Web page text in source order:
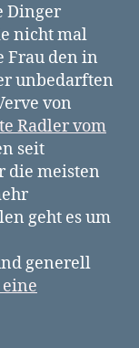
Dinger
nicht mal
Frau den in
unbedarften
von
Radler vom
seit
die meisten
geht es um
generell